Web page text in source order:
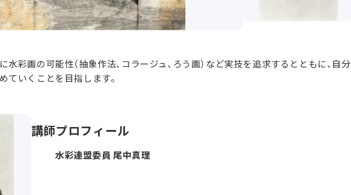
水彩画の可能性（抽象作法、コラージュ、ろう画）など実技を追求するとともに、自分
ていくことを目指します。
講師プロフィール
水彩連盟委員 尾中真理